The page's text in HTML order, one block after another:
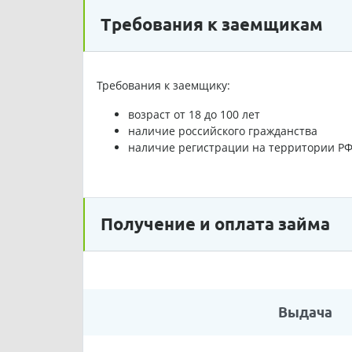
Требования к заемщикам
Требования к заемщику:
возраст от 18 до 100 лет
наличие российского гражданства
наличие регистрации на территории
Получение и оплата займа
Выдача